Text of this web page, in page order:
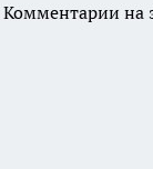
Комментарии на